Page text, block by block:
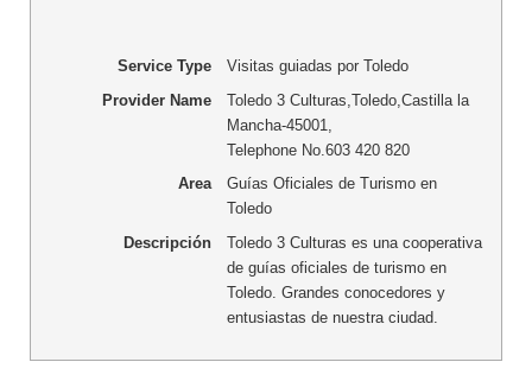
Service Type
Visitas guiadas por Toledo
Provider Name
Toledo 3 Culturas Toledo, Castilla la
Mancha-45001
Telephone No.603 420 820
Area
Guías Oficiales de Turismo en
Toledo
Descripción
Toledo 3 Culturas es una cooperativa
de guías oficiales de turismo en
Toledo. Grandes conocedores y
entusiastas de nuestra ciudad.